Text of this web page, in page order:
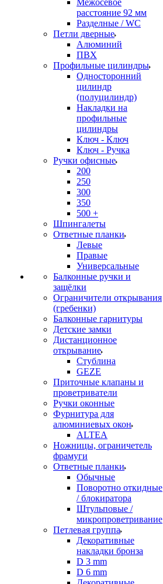
Межосевое
расстояние 92 мм
Разделные / WC
Петли дверные
Алюминий
ПВХ
Профильные цилиндры
Односторонний
цилиндр
(полуцилиндр)
Накладки на
профильные
цилиндры
Ключ - Ключ
Ключ - Ручка
Ручки офисные
200
250
300
350
500 +
Шпингалеты
Ответные планки
Левые
Правые
Универсальные
Балконные ручки и
защёлки
Ограничители открывания
(гребенки)
Балконные гарнитуры
Детские замки
Дистанционное
открывание
Стублина
GEZE
Приточные клапаны и
проветриватели
Ручки оконные
Фурнитура для
алюминиевых окон
ALTEA
Ножницы, ограничетель
фрамуги
Ответные планки
Обычные
Поворотно откидные
/ блокиратора
Штульповые /
микропроветривание
Петлевая группа
Декоративные
накладки бронза
D 3 mm
D 6 mm